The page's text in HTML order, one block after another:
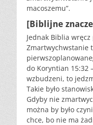
macoszemu”.
[Biblijne
Jednak Biblia
Zmartwychwstanie
do Koryntian 15:32
wzbudzeni, to
Takie było
Gdyby nie
można by było
chce, bo nie ma